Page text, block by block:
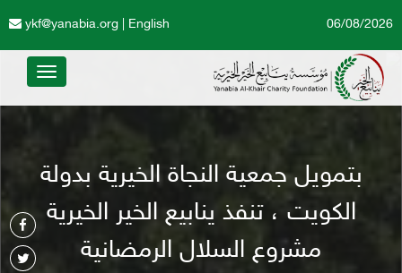
English
ykf@yanabia.org 06/08/2026
Toggle
بتمويل جمعية النجاة الخيرية بدولة
الكويت ، تنفذ ينابيع الخير الخيرية
مشروع السلال الرمضانية